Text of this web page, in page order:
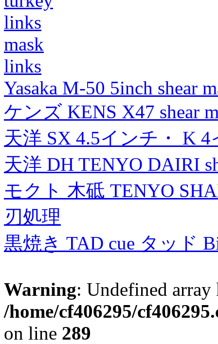
links
mask
links
Yasaka M-50 5inch shear
ケンズ KENS X47 shear
天洋 SX 4.5インチ・ K
天洋 DH TENYO DAIRI
モクト 木砥 TENYO
刃処理
黒焼き TAD cue タッド
Warning: Undefined
/home/cf406295/
on line 289